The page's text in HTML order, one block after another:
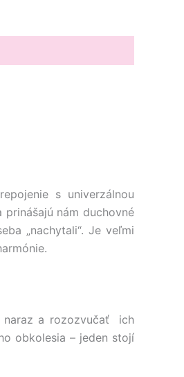
s univerzálnou
nám duchovné
„nachytali“. Je veľmi
naraz a rozozvučať ich
obkolesia – jeden stojí